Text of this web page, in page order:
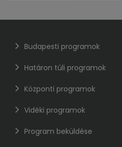
Budapesti programok
Határon túli programok
Központi programok
Vidéki programok
Program beküldése